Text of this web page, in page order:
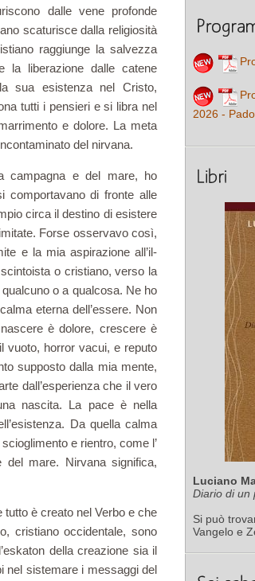
dalle vene profonde
scaturisce dalla religiosità
raggiunge la salvezza
la liberazione dalle catene
sua esistenza nel Cristo,
tutti i pensieri e si libra nel
e dolore. La meta
del nirvana.
campagna e del mare, ho
comportavano di fronte alle
circa il desti­no di esistere
Forse osservavo così,
e la mia aspirazione all’il­
o cristiano, verso la
o a qualcosa. Ne ho
eterna dell’essere. Non
è dolore, crescere è
vuoto, horror vacui, e re­puto
supposto dalla mia mente,
dall’esperienza che il vero
nascita. La pace è nella
Da quella calma
e rientro, come l’
del ma­re. Nirvana significa,
è creato nel Verbo e che
cristiano occidentale, sono
della creazione sia il
nel sistemare i messaggi del
2026 -
Luciano
Diario di un
Si può
Vangelo e